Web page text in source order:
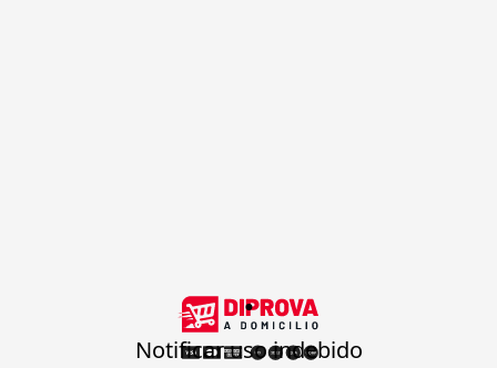
.
Notificar uso indebido